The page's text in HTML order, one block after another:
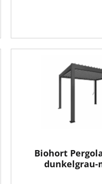
Biohort